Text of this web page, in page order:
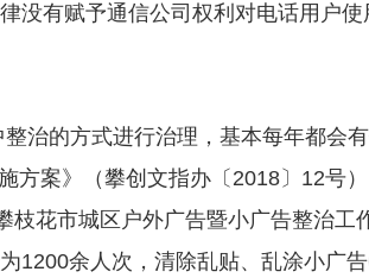
有赋予通信公司权利对电话用户使
的方式进行治理，基本每年都会有
方案》（攀创文指办〔2018〕12号
花市城区户外广告暨小广告整治工
1200余人次，清除乱贴、乱涂小广